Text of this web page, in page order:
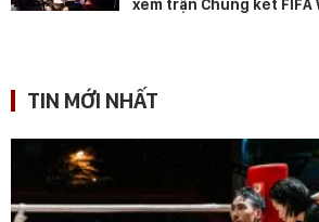
xem trận Chung kết FIFA
TIN MỚI NHẤT